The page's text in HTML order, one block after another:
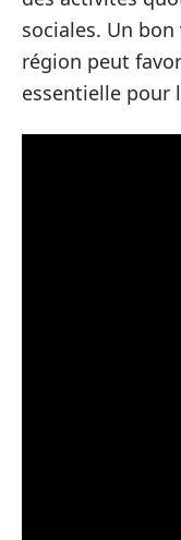
sociales. Un
région peut
essentielle pour